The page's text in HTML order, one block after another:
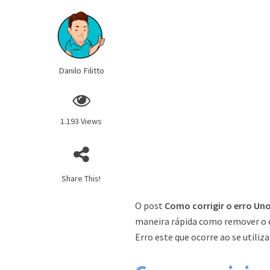
Danilo Filitto
1.193 Views
Share This!
O post Como corrigir o erro
maneira rápida como remover
Erro este que ocorre ao se